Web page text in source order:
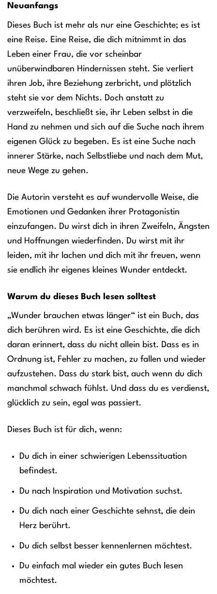
Neuanfangs
Dieses Buch ist mehr als nur eine Geschichte; es ist
eine Reise. Eine Reise, die dich mitnimmt in das
Leben einer Frau, die vor scheinbar
unüberwindbaren Hindernissen steht. Sie verliert
ihren Job, ihre Beziehung zerbricht, und plötzlich
steht sie vor dem Nichts. Doch anstatt zu
verzweifeln, beschließt sie, ihr Leben selbst in die
Hand zu nehmen und sich auf die Suche nach ihrem
eigenen Glück zu begeben. Es ist eine Suche nach
innerer Stärke, nach Selbstliebe und nach dem Mut,
neue Wege zu gehen.
Die Autorin versteht es auf wundervolle Weise, die
Emotionen und Gedanken ihrer Protagonistin
einzufangen. Du wirst dich in ihren Zweifeln, Ängsten
und Hoffnungen wiederfinden. Du wirst mit ihr
leiden, mit ihr lachen und dich mit ihr freuen, wenn
sie endlich ihr eigenes kleines Wunder entdeckt.
Warum du dieses Buch lesen solltest
„Wunder brauchen etwas länger“ ist ein Buch, das
dich berühren wird. Es ist eine Geschichte, die dich
daran erinnert, dass du nicht allein bist. Dass es in
Ordnung ist, Fehler zu machen, zu fallen und wieder
aufzustehen. Dass du stark bist, auch wenn du dich
manchmal schwach fühlst. Und dass du es verdienst,
glücklich zu sein, egal was passiert.
Dieses Buch ist für dich, wenn:
Du dich in einer schwierigen Lebenssituation
befindest.
Du nach Inspiration und Motivation suchst.
Du dich nach einer Geschichte sehnst, die dein
Herz berührt.
Du dich selbst besser kennenlernen möchtest.
Du einfach mal wieder ein gutes Buch lesen
möchtest.